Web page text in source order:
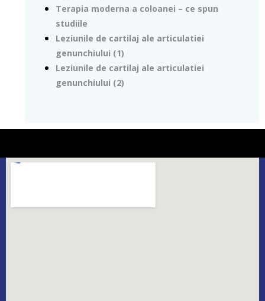
Terapia moderna a coloanei – ce spun
studiile
Leziunile de cartilaj ale articulatiei
genunchiului (1)
Leziunile de cartilaj ale articulatiei
genunchiului (2)